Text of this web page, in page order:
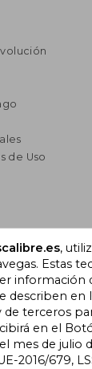
de Uso
de Llobregat,
,
Estas
información
en
terceros
en el
mes de
2016/679,